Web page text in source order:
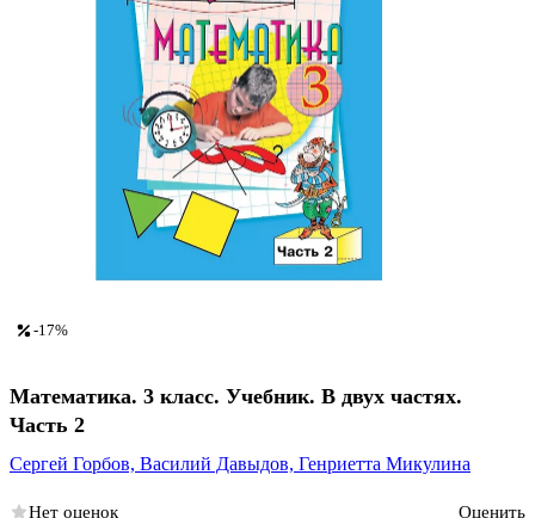
-17%
Математика. 3 класс. Учебник. В двух частях.
Часть 2
Сергей Горбов, Василий Давыдов, Генриетта Микулина
Нет оценок
Оценить